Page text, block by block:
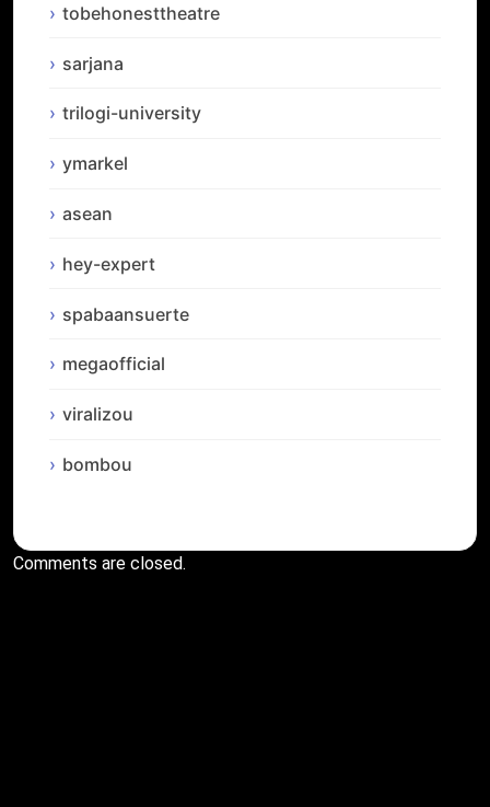
tobehonesttheatre
sarjana
trilogi-university
ymarkel
asean
hey-expert
spabaansuerte
megaofficial
viralizou
bombou
Comments are closed.